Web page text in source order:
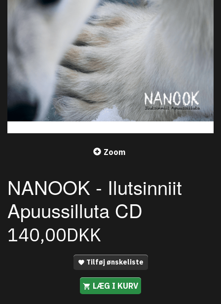
Zoom
NANOOK - Ilutsinniit
Apuussilluta CD
140,00DKK
Tilføj ønskeliste
LÆG I KURV